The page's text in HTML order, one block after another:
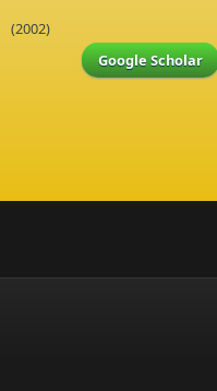
(2002)
Google Scholar